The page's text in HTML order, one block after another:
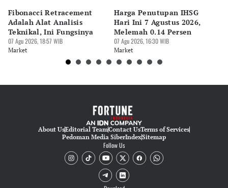
Fibonacci Retracement
Adalah Alat Analisis
Teknikal, Ini Fungsinya
07 Agu 2026, 18:57 WIB
Market
Harga Penutupan IHSG
Hari Ini 7 Agustus 2026,
Melemah 0.14 Persen
07 Agu 2026, 16:30 WIB
Market
About UsEditorial TeamContact UsTerms of Services
Pedoman Media SiberIndexSitemap
Follow Us